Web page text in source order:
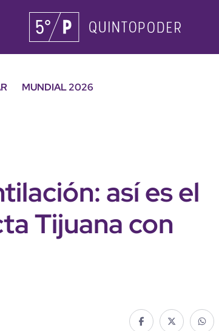
MUNDIAL 2026
así es el
Tijuana con